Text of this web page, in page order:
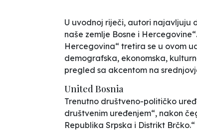
U uvodnoj riječi, autori najavljuju
naše zemlje Bosne i
Hercegovina“ tretira se u ovom
demografska, ekonomska,
pregled sa akcentom na
United Bosnia
Trenutno društveno-političko
društvenim uređenjem“, nakon
Republika Srpska i Distrikt